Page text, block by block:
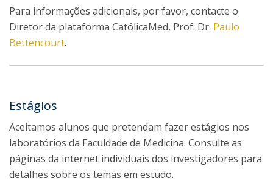
Para informações adicionais, por favor, contacte o
Diretor da plataforma CatólicaMed, Prof. Dr. Paulo
Bettencourt.
Estágios
Aceitamos alunos que pretendam fazer estágios nos
laboratórios da Faculdade de Medicina. Consulte as
páginas da internet individuais dos investigadores para
detalhes sobre os temas em estudo.